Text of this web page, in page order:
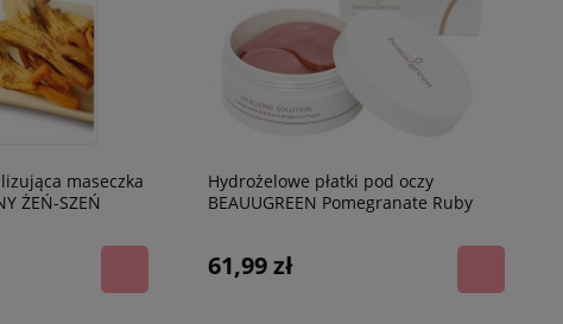
maseczka
ŻEŃ-SZEŃ
Hydrożelowe płatki pod oczy
BEAUUGREEN Pomegranate Ruby
61,99 zł